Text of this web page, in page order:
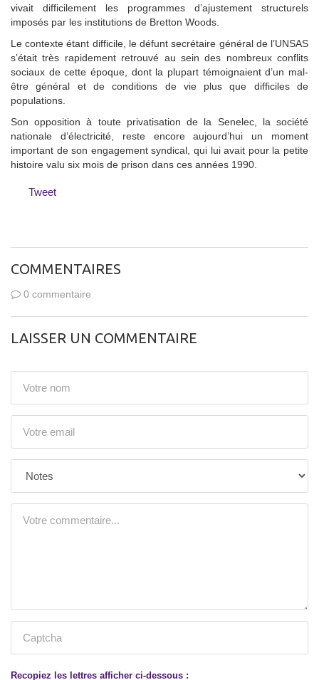
vivait difficilement les programmes d’ajustement structurels
imposés par les institutions de Bretton Woods.
Le contexte étant difficile, le défunt secrétaire général de l’UNSAS
s’était très rapidement retrouvé au sein des nombreux conflits
sociaux de cette époque, dont la plupart témoignaient d’un mal-
être général et de conditions de vie plus que difficiles de
populations.
Son opposition à toute privatisation de la Senelec, la société
nationale d’électricité, reste encore aujourd’hui un moment
important de son engagement syndical, qui lui avait pour la petite
histoire valu six mois de prison dans ces années 1990.
Tweet
COMMENTAIRES
0 commentaire
LAISSER UN COMMENTAIRE
Recopiez les lettres afficher ci-dessous :